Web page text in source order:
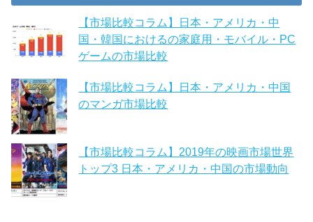
【市場比較コラム】日本・アメリカ・中
国・韓国におけるの家庭用・モバイル・PC
ゲームの市場比較
【市場比較コラム】日本・アメリカ・中国
のマンガ市場比較
【市場比較コラム】2019年の映画市場世界
トップ3 日本・アメリカ・中国の市場動向